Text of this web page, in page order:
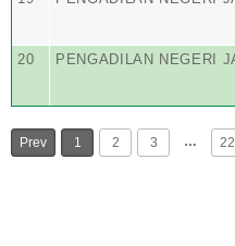
20 PENGADILAN NEGERI
Prev 1 2 3 … 22